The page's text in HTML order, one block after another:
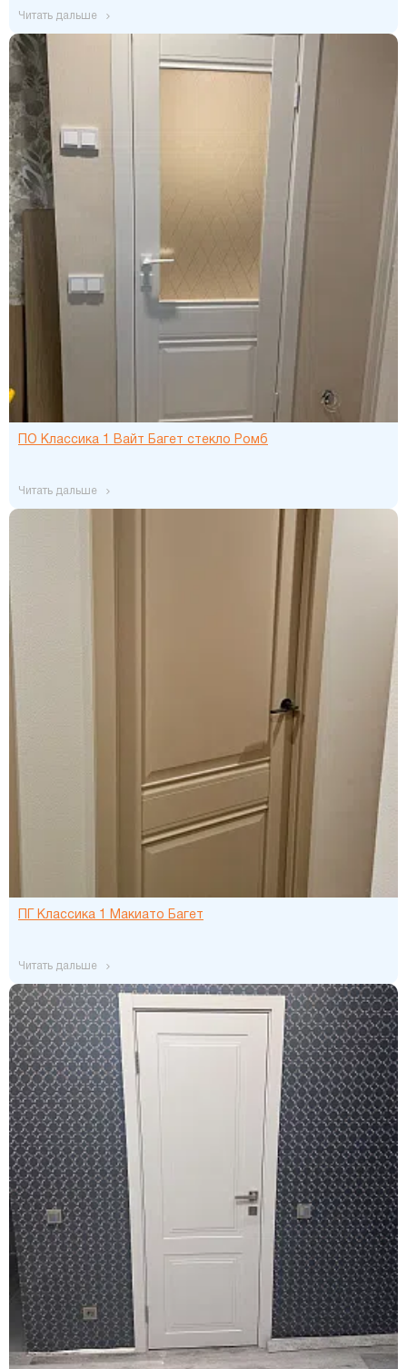
читать дальше
ПО Классика 1 Вайт Багет стекло Ромб
читать дальше
ПГ Классика 1 Макиато Багет
читать дальше